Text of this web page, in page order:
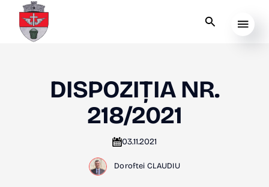
DISPOZIȚIA NR.
218/2021
03.11.2021
Doroftei CLAUDIU